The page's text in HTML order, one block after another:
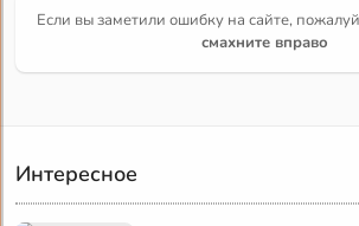
Если вы заметили ошибку на сайте,
смахните вправо
Интересное